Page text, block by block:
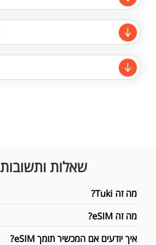
שאלות ותשובות
מה זה Tuki?
מה זה eSIM?
איך יודעים אם המכשיר תומך eSIM?